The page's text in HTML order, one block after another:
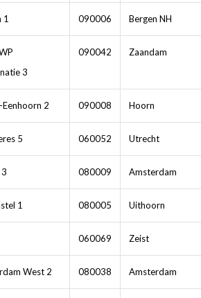
1 090006 Bergen NH
3
090042 Zaandam
Eenhoorn 2 090008 Hoorn
5 060052 Utrecht
080009 Amsterdam
1 080005 Uithoorn
060069 Zeist
West 2 080038 Amsterdam